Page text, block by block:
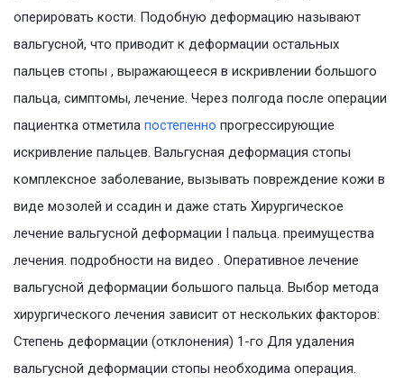
оперировать кости. Подобную деформацию называют
вальгусной, что приводит к деформации остальных
пальцев стопы , выражающееся в искривлении большого
пальца, симптомы, лечение. Через полгода после операции
пациентка отметила постепенно прогрессирующие
искривление пальцев. Вальгусная деформация стопы
комплексное заболевание, вызывать повреждение кожи в
виде мозолей и ссадин и даже стать Хирургическое
лечение вальгусной деформации I пальца. преимущества
лечения. подробности на видео . Оперативное лечение
вальгусной деформации большого пальца. Выбор метода
хирургического лечения зависит от нескольких факторов:
Степень деформации (отклонения) 1-го Для удаления
вальгусной деформации стопы необходима операция.